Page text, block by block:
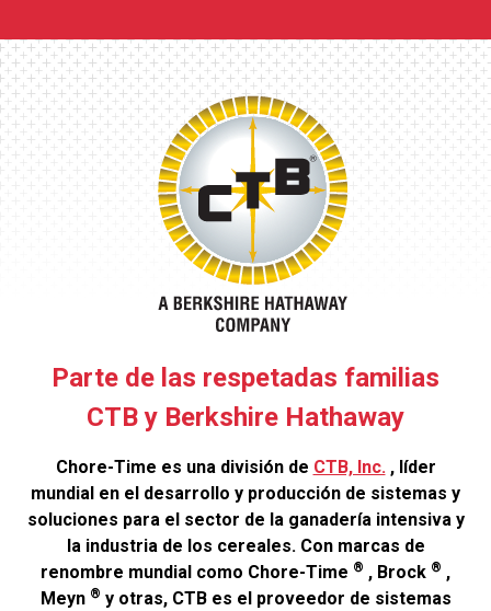
Parte de las respetadas familias
CTB y Berkshire Hathaway
Chore-Time es una división de CTB, Inc., líder
mundial en el desarrollo y producción de sistemas y
soluciones para el sector de la ganadería intensiva y
la industria de los cereales. Con marcas de
renombre mundial como Chore-Time ® , Brock ® ,
Meyn ® y otras, CTB es el proveedor de sistemas